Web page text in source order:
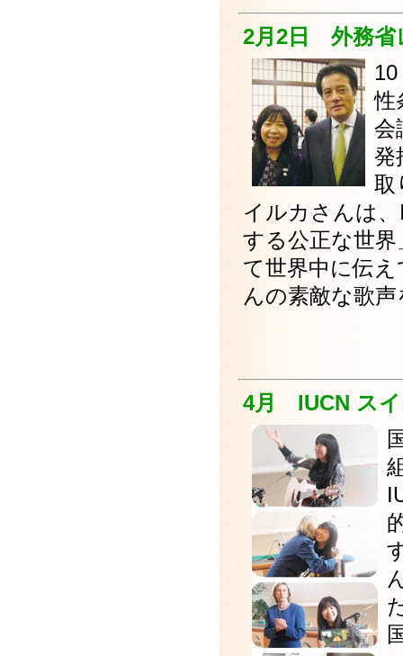
2月2日 外務省
性
会
発
取
イルカさんは
する公正な世
て世界中に伝
んの素敵な歌
4月 IUCN スイ